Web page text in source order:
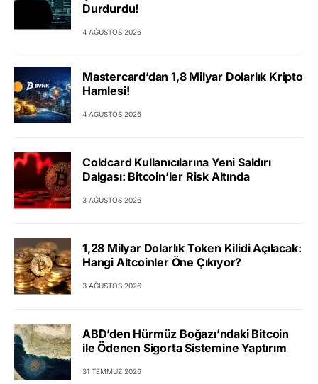
Durdurdu!
4 AĞUSTOS 2026
Mastercard’dan 1,8 Milyar Dolarlık Kripto
Hamlesi!
4 AĞUSTOS 2026
Coldcard Kullanıcılarına Yeni Saldırı
Dalgası: Bitcoin’ler Risk Altında
3 AĞUSTOS 2026
1,28 Milyar Dolarlık Token Kilidi Açılacak:
Hangi Altcoinler Öne Çıkıyor?
3 AĞUSTOS 2026
ABD’den Hürmüz Boğazı’ndaki Bitcoin
ile Ödenen Sigorta Sistemine Yaptırım
31 TEMMUZ 2026